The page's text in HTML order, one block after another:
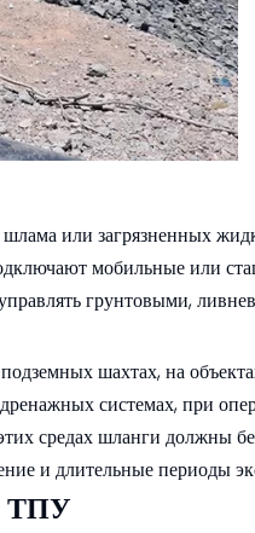
или загрязненных
мобильные или
грунтовыми,
шахтах, на
системах, при
средах шланги должны
и длительные периоды
ТПУ